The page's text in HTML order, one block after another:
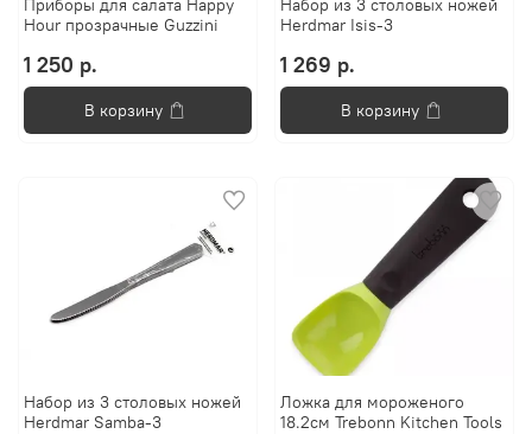
Приборы для салата Happy
Hour прозрачные Guzzini
1 250 р.
В корзину
Набор из 3 столовых ножей
Herdmar Isis-3
1 269 р.
В корзину
Набор из 3 столовых ножей
Herdmar Samba-3
Ложка для мороженого
18.2см Trebonn Kitchen Tools